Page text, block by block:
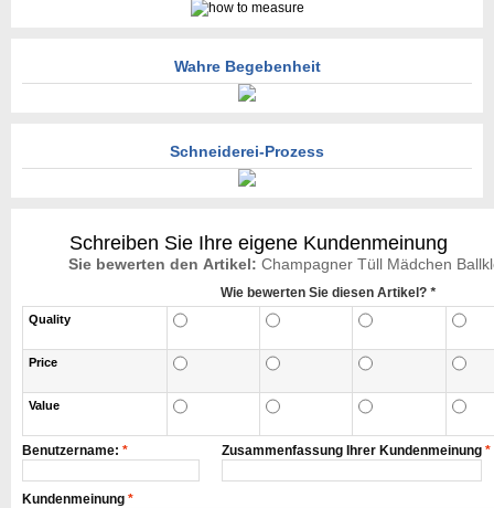
Wahre Begebenheit
Schneiderei-Prozess
Schreiben Sie Ihre eigene Kundenmeinung
Sie bewerten den Artikel: Champagner Tüll Mädchen
Wie bewerten Sie diesen Artikel? *
Quality
Price
Value
*
Benutzername: *
Zusammenfassung Ihrer Kundenmeinung
*
Kundenmeinung